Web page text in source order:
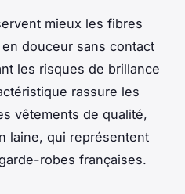
mieux les fibres
douceur sans contact
les risques de brillance
rassure les
vêtements de qualité,
laine, qui représentent
robes françaises.